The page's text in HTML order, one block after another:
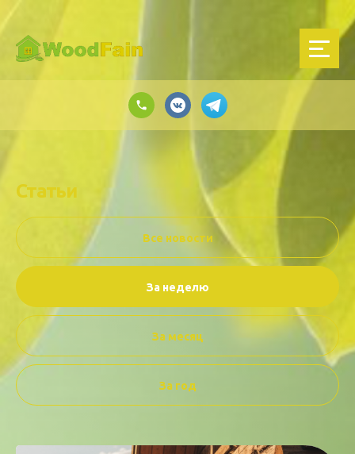
Статьи
Все новости
За неделю
За месяц
За год